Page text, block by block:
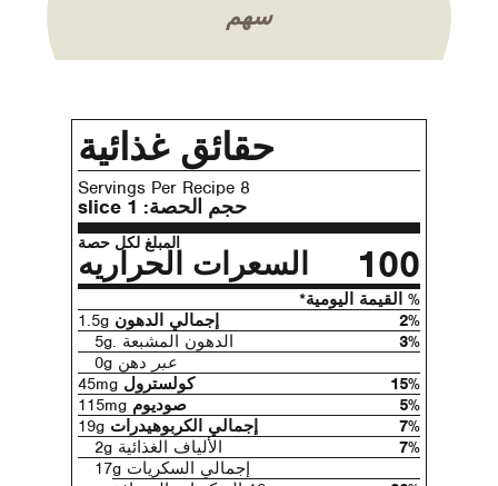
سهم
حقائق غذائية
8 Servings Per Recipe
حجم الحصة: 1 slice
المبلغ لكل حصة
السعرات الحراريه 100
% القيمة اليومية*
إجمالي الدهون
2%
الدهون المشبعة .5g
3%
عبر دهن 0g
كولسترول
15%
صوديوم
5%
إجمالي الكربوهيدرات
7%
الألياف الغذائية 2g
7%
إجمالي السكريات 17g